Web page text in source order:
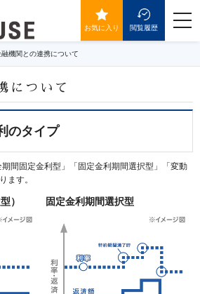
お気に入り 閲覧履歴
融機関との連携について
について
のタイプ
間固定金利型」「固定金利期間選択型」「変動
ます。
） 固定金利期間選択型